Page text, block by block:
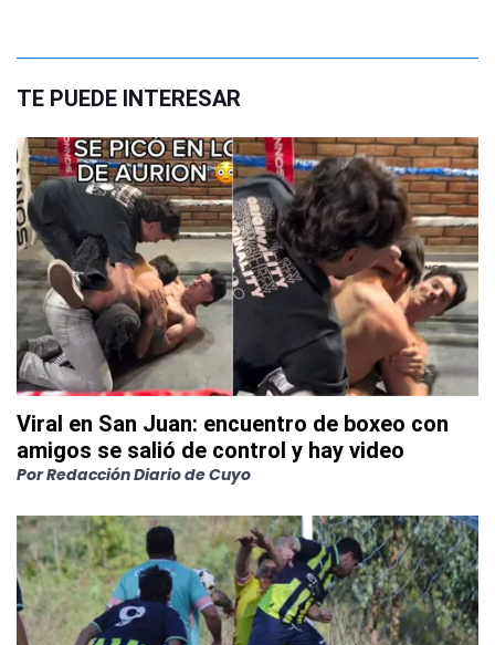
TE PUEDE INTERESAR
Viral en San Juan: encuentro de boxeo con
amigos se salió de control y hay video
PorRedacción Diario de Cuyo